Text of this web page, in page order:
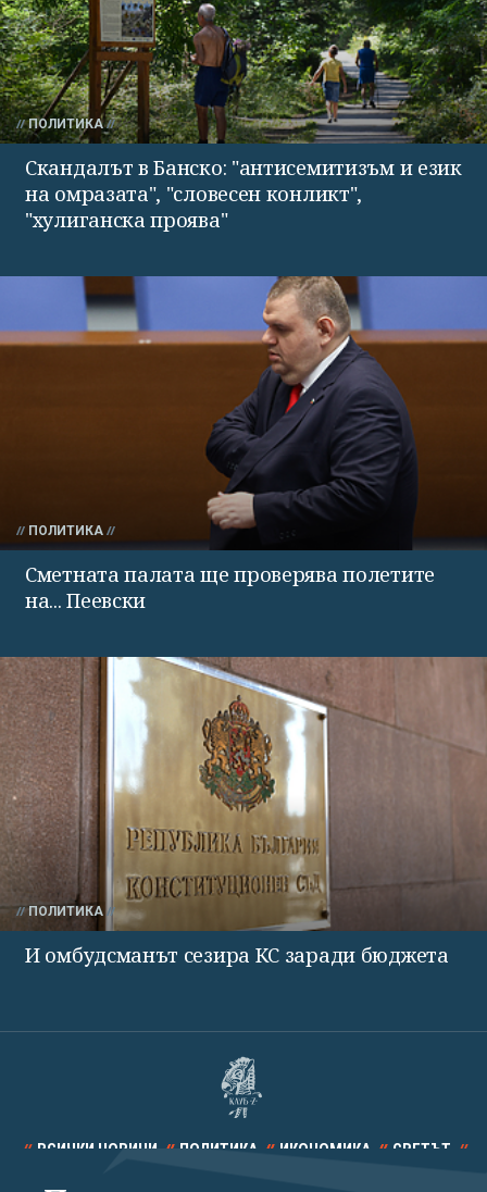
ПОЛИТИКА
Скандалът в Банско: "антисемитизъм и език
на омразата", "словесен конликт",
"хулиганска проява"
ПОЛИТИКА
Сметната палата ще проверява полетите
на... Пеевски
ПОЛИТИКА
И омбудсманът сезира КС заради бюджета
ВСИЧКИ НОВИНИ ПОЛИТИКА ИКОНОМИКА СВЕТЪТ